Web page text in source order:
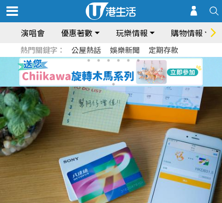
演唱會 優惠著數 玩樂情報 購物情報
熱門關鍵字： 公屋熱話 娛樂新聞 定期存款